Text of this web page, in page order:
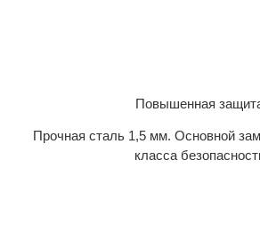
Повышенная
Прочная сталь 1,5 мм. Основной
класса